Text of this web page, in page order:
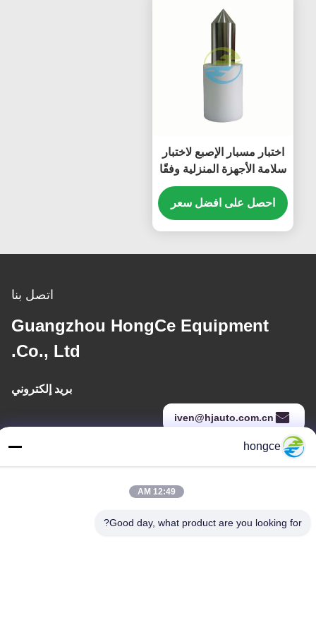
اختبار مسبار الإصبع لاختبار
سلامة الأجهزة المنزلية وفقًا
لمعيار IEC 61032
احصل على افضل سعر
اتصل بنا
Guangzhou HongCe Equipment
Co., Ltd.
بريد إلكتروني
iven@hjauto.com.cn
رقم 6-39، مزرعة يوجو، قرية شيبي رقم 3، شارع شيبي، منطقة بانيو،
hongce
12:49 AM
Good day, what product are you looking for?